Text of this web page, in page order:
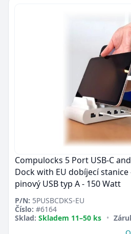
Compulocks 5 Port USB-C
Dock with EU dobíjecí stanice
pinový USB typ A - 150 Watt
P/N: 5PUSBCDKS-EU
Číslo: #6164
Sklad: Skladem 11–50 ks •